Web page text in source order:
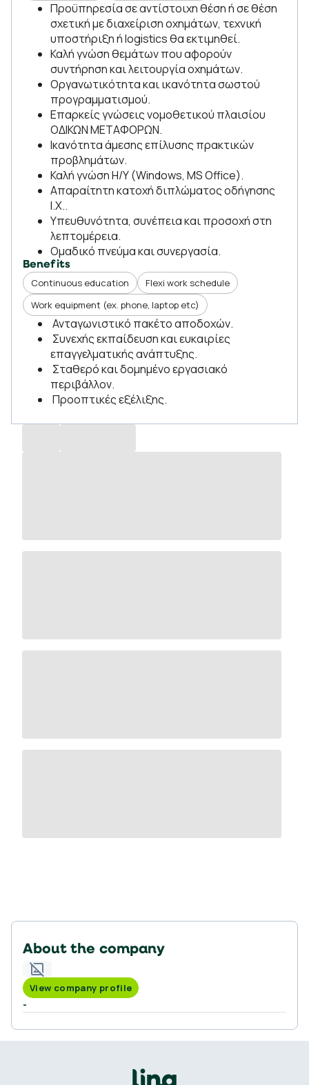
Προϋπηρεσία σε αντίστοιχη θέση ή σε θέση
σχετική με διαχείριση οχημάτων, τεχνική
υποστήριξη ή logistics θα εκτιμηθεί.
Καλή γνώση θεμάτων που αφορούν
συντήρηση και λειτουργία οχημάτων.
Οργανωτικότητα και ικανότητα σωστού
προγραμματισμού.
Επαρκείς γνώσεις νομοθετικού πλαισίου
ΟΔΙΚΩΝ ΜΕΤΑΦΟΡΩΝ.
Ικανότητα άμεσης επίλυσης πρακτικών
προβλημάτων.
Καλή γνώση Η/Υ (Windows, MS Office).
Απαραίτητη κατοχή διπλώματος οδήγησης
Ι.Χ..
Υπευθυνότητα, συνέπεια και προσοχή στη
λεπτομέρεια.
Ομαδικό πνεύμα και συνεργασία.
Benefits
Continuous education
Flexi work schedule
Work equipment (ex. phone, laptop etc)
Ανταγωνιστικό πακέτο αποδοχών.
Συνεχής εκπαίδευση και ευκαιρίες
επαγγελματικής ανάπτυξης.
Σταθερό και δομημένο εργασιακό
περιβάλλον.
Προοπτικές εξέλιξης.
About the company
View company profile
-